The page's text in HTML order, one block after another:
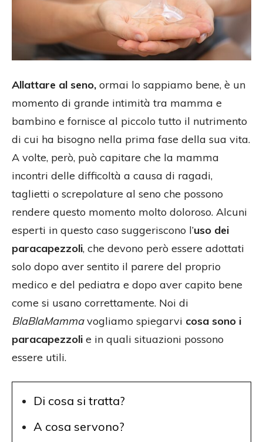
Allattare al seno, ormai lo sappiamo bene, è un
momento di grande intimità tra mamma e
bambino e fornisce al piccolo tutto il nutrimento
di cui ha bisogno nella prima fase della sua vita.
A volte, però, può capitare che la mamma
incontri delle difficoltà a causa di ragadi,
taglietti o screpolature al seno che possono
rendere questo momento molto doloroso. Alcuni
esperti in questo caso suggeriscono l’uso dei
paracapezzoli, che devono però essere adottati
solo dopo aver sentito il parere del proprio
medico e del pediatra e dopo aver capito bene
come si usano correttamente. Noi di
BlaBlaMammavogliamo spiegarvi cosa sono i
paracapezzoli e in quali situazioni possono
essere utili.
Di cosa si tratta?
A cosa servono?